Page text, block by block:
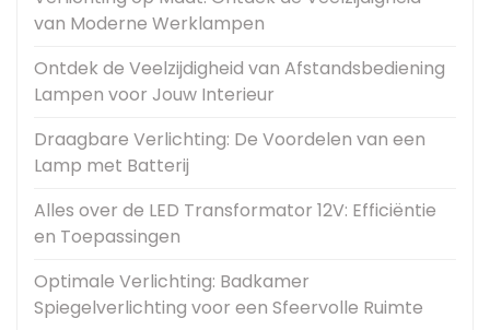
van Moderne Werklampen
Ontdek de Veelzijdigheid van Afstandsbediening
Lampen voor Jouw Interieur
Draagbare Verlichting: De Voordelen van een
Lamp met Batterij
Alles over de LED Transformator 12V: Efficiëntie
en Toepassingen
Optimale Verlichting: Badkamer
Spiegelverlichting voor een Sfeervolle Ruimte